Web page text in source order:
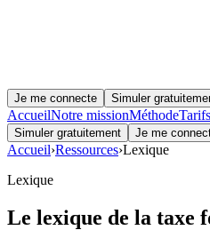
Je me connecte Simuler
AccueilNotre missionMéthodeTarifs
Simuler gratuitement Je me
Accueil›Ressources›Lexique
Lexique
Le lexique de la taxe